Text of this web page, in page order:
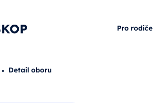
Pro rodiče
Detail oboru